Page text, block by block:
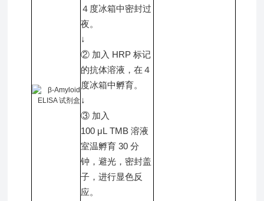
４度冰箱中密封过
夜。
↓
② 加入 HRP 标记
的抗体溶液，在４
度冰箱中孵育。
↓
③ 加入
100 μL TMB 溶液
室温孵育 30 分
钟，避光，密封盖
子，进行显色反
应。